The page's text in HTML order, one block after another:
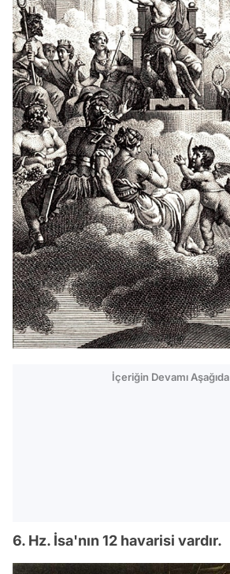
İçeriğin Devamı Aşağıda
6. Hz. İsa'nın 12 havarisi vardır.